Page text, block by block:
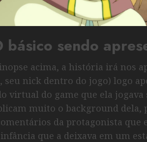
básico sendo
acima, a história irá nos
seu nick dentro do jogo) logo
virtual do game que ela jogava
muito o background dela,
da protagonista que
que a deixava em um